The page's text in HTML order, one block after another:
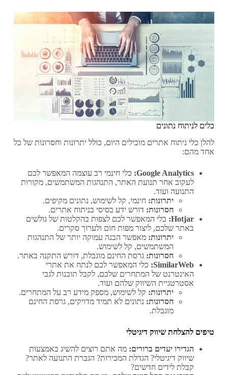
כלים לניתוח נתונים
להלן כלי ניתוח אתרים מובילים היום, כולל יתרונות וחסרונות של כל
אחד מהם:
Google Analytics: כלי חינמי רב עוצמה המאפשר לכם
לעקוב אחר תנועת האתר, התנהגות המשתמשים, מקורות
התנועה ועוד.
יתרונות: חינמי, קל לשימוש, נתונים מקיפים.
חסרונות: דורש ידע בסיסי בניתוח אתרים.
Hotjar: כלי המאפשר לכם לצפות בהקלטות של גולשים
באתר שלכם, ליצור מפות חום ולערוך סקרים.
יתרונות: מאפשר הבנה עמוקה יותר של התנהגות
המשתמשים, קל לשימוש.
חסרונות: גרסת החינם מוגבלת, דורש התקנה באתר.
SimilarWeb: כלי המאפשר לכם לנתח את אתרי
האינטרנט של המתחרים שלכם, לקבל תובנות לגבי
אסטרטגיית השיווק שלהם ועוד.
יתרונות: קל לשימוש, מספק מידע רב על המתחרים.
חסרונות: נתונים לא תמיד מדויקים, גרסת החינם
מוגבלת.
טיפים להצלחת שיווק דיגיטלי
הגדירו יעדים ברורים: מה אתם רוצים להשיג באמצעות
שיווק דיגיטלי? הגדלת המכירות? הגברת התנועה לאתר?
קבלת לידים חדשים?